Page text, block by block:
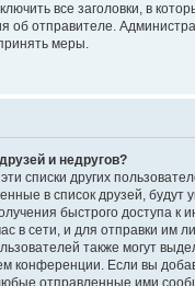
все заголовки, в
об отправителе.
меры.
и недругов?
списки других
в список друзей, будут
быстрого доступа к
в сети, и для отправки им
также могут
конференции. Если вы
отправленные ими